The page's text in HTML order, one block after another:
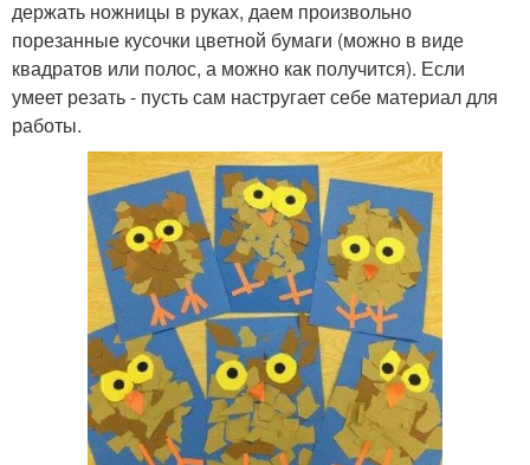
держать ножницы в руках, даем произвольно
порезанные кусочки цветной бумаги (можно в виде
квадратов или полос, а можно как получится). Если
умеет резать - пусть сам настругает себе материал для
работы.